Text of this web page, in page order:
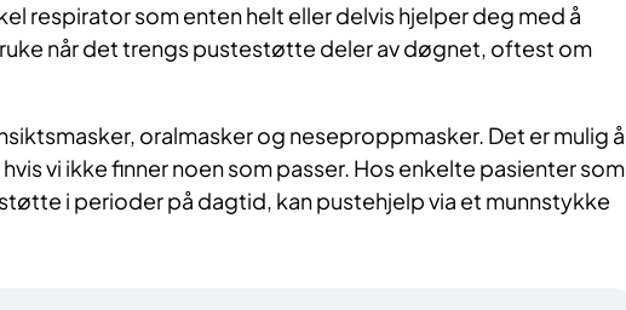
respirator som enten helt eller delvis hjelper deg med å
når det trengs pustestøtte deler av døgnet, oftest om
oralmasker og neseproppmasker. Det er mulig å
vi ikke finner noen som passer. Hos enkelte pasienter som
i perioder på dagtid, kan pustehjelp via et munnstykke